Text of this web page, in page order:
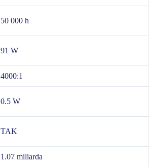
50 000 h
91 W
4000:1
0.5 W
TAK
1.07 miliarda